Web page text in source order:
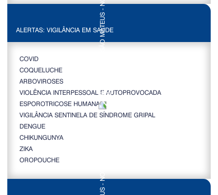
ALERTAS: VIGILÂNCIA EM SAÚDE
COVID
COQUELUCHE
ARBOVIROSES
VIOLÊNCIA INTERPESSOAL E AUTOPROVOCADA
ESPOROTRICOSE HUMANA
VIGILÂNCIA SENTINELA DE SÍNDROME GRIPAL
DENGUE
CHIKUNGUNYA
ZIKA
OROPOUCHE